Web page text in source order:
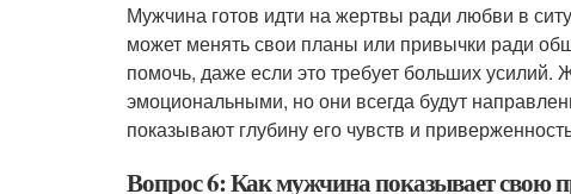
Мужчина готов идти на жертвы ради любви в
может менять свои планы или привычки ради
помочь, даже если это требует больших
эмоциональными, но они всегда будут
показывают глубину его чувств и
Вопрос 6: Как мужчина показывает свою